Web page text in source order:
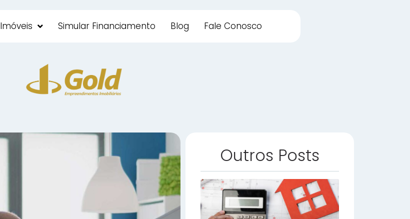
Imóveis Simular Financiamento Blog Fale Conosco
Outros Posts